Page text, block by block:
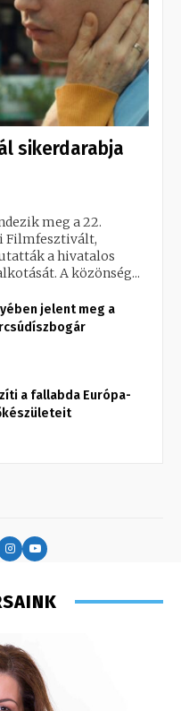
sikerdarabja
meg a 22.
Filmfesztivált,
a hivatalos
A közönség...
jelent meg a
a fallabda Európa-